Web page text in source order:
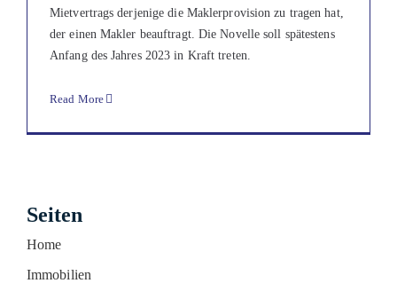
Mietvertrags derjenige die Maklerprovision zu tragen hat,
der einen Makler beauftragt. Die Novelle soll spätestens
Anfang des Jahres 2023 in Kraft treten.
Read More
Seiten
Home
Immobilien